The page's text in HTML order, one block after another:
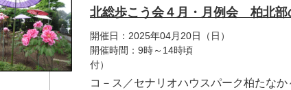
北総歩こう会４月・月例会 柏北
開催日：2025年04月20日（日）
開催時間：9時～
コ－ス／セナリオハウスパーク柏たな